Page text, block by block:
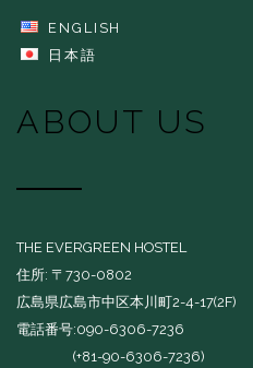
ENGLISH
日本語
ABOUT US
THE EVERGREEN HOSTEL
住所: 〒730-0802
広島県広島市中区本川町2-4-17(2F)
電話番号:090-6306-7236
(+81-90-6306-7236)